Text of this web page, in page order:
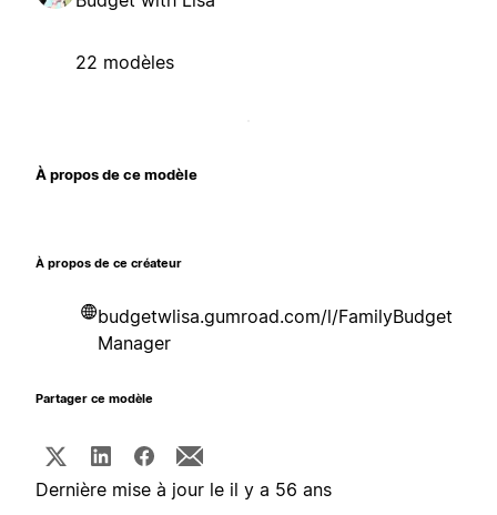
22 modèles
À propos de ce modèle
À propos de ce créateur
budgetwlisa.gumroad.com/l/FamilyBudget
Manager
Partager ce modèle
Dernière mise à jour le il y a 56 ans